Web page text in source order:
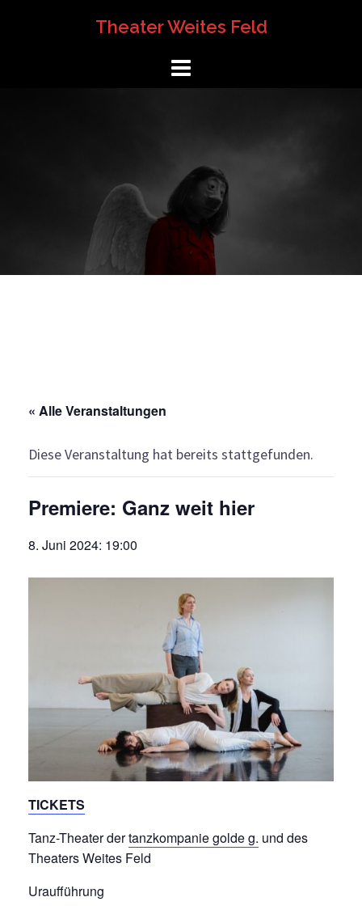
Theater Weites Feld
« Alle Veranstaltungen
Diese Veranstaltung hat bereits stattgefunden.
Premiere: Ganz weit hier
8. Juni 2024: 19:00
TICKETS
Tanz-Theater dertanzkompanie golde g. und des
Theaters Weites Feld
Uraufführung